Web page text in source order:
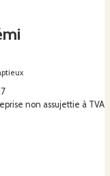
non assujettie à TVA